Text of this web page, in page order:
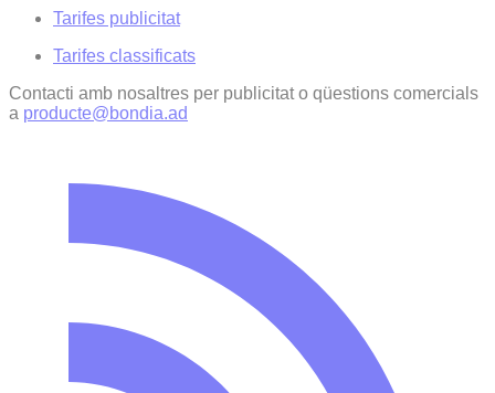
Tarifes publicitat
Tarifes classificats
Contacti amb nosaltres per publicitat o qüestions comercials
a producte@bondia.ad